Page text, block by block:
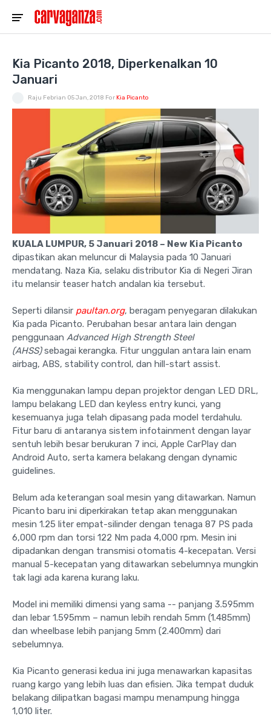
Kia Picanto 2018, Diperkenalkan 10
Januari
Raju Febrian 05 Jan, 2018 For Kia Picanto
KUALA LUMPUR, 5 Januari 2018 – New Kia Picanto
dipastikan akan meluncur di Malaysia pada 10 Januari
mendatang. Naza Kia, selaku distributor Kia di Negeri Jiran
itu melansir teaser hatch andalan kia tersebut.
Seperti dilansir paultan.org, beragam penyegaran dilakukan
Kia pada Picanto. Perubahan besar antara lain dengan
penggunaan Advanced High Strength Steel
(AHSS)sebagai kerangka. Fitur unggulan antara lain enam
airbag, ABS, stability control, dan hill-start assist.
Kia menggunakan lampu depan projektor dengan LED DRL,
lampu belakang LED dan keyless entry kunci, yang
kesemuanya juga telah dipasang pada model terdahulu.
Fitur baru di antaranya sistem infotainment dengan layar
sentuh lebih besar berukuran 7 inci, Apple CarPlay dan
Android Auto, serta kamera belakang dengan dynamic
guidelines.
Belum ada keterangan soal mesin yang ditawarkan. Namun
Picanto baru ini diperkirakan tetap akan menggunakan
mesin 1.25 liter empat-silinder dengan tenaga 87 PS pada
6,000 rpm dan torsi 122 Nm pada 4,000 rpm. Mesin ini
dipadankan dengan transmisi otomatis 4-kecepatan. Versi
manual 5-kecepatan yang ditawarkan sebelumnya mungkin
tak lagi ada karena kurang laku.
Model ini memiliki dimensi yang sama -- panjang 3.595mm
dan lebar 1.595mm – namun lebih rendah 5mm (1.485mm)
dan wheelbase lebih panjang 5mm (2.400mm) dari
sebelumnya.
Kia Picanto generasi kedua ini juga menawarkan kapasitas
ruang kargo yang lebih luas dan efisien. Jika tempat duduk
belakang dilipatkan bagasi mampu menampung hingga
1,010 liter.